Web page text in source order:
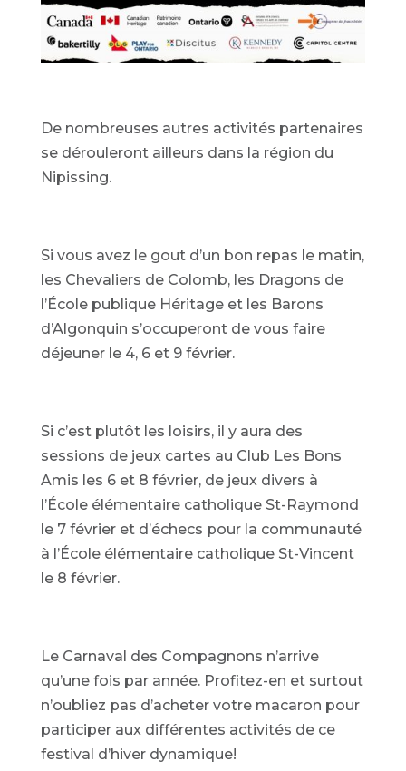
De nombreuses autres activités partenaires
se dérouleront ailleurs dans la région du
Nipissing.
Si vous avez le gout d’un bon repas le matin,
les Chevaliers de Colomb, les Dragons de
l’École publique Héritage et les Barons
d’Algonquin s’occuperont de vous faire
déjeuner le 4, 6 et 9 février.
Si c’est plutôt les loisirs, il y aura des
sessions de jeux cartes au Club Les Bons
Amis les 6 et 8 février, de jeux divers à
l’École élémentaire catholique St-Raymond
le 7 février et d’échecs pour la communauté
à l’École élémentaire catholique St-Vincent
le 8 février.
Le Carnaval des Compagnons n’arrive
qu’une fois par année. Profitez-en et surtout
n’oubliez pas d’acheter votre macaron pour
participer aux différentes activités de ce
festival d’hiver dynamique!